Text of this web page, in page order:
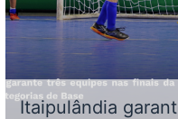
Itaipulândia